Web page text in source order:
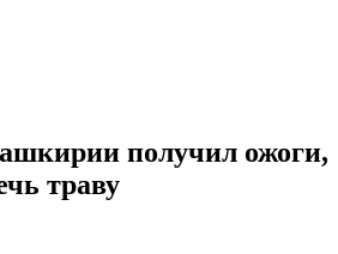
получил ожоги,
траву